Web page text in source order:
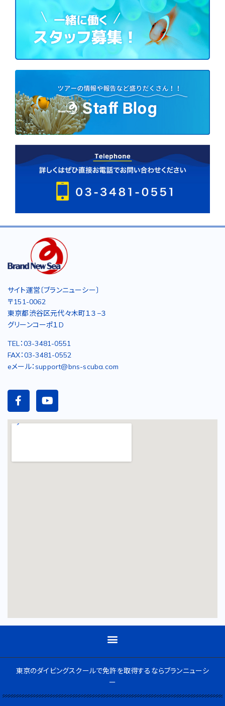
サイト運営〔ブランニューシー〕
〒151-0062
東京都渋谷区元代々木町１３−３
グリーンコーポ１D
TEL：03-3481-0551
FAX：03-3481-0552
eメール：support@bns-scuba.com
東京のダイビングスクールで免許を取得するならブランニューシ
ー